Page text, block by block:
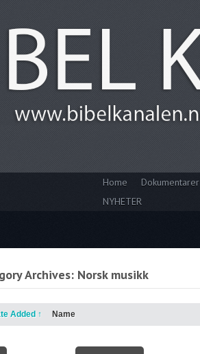
Home Dokumentarer
NYHETER
Archives: Norsk musikk
Added ↑ Name